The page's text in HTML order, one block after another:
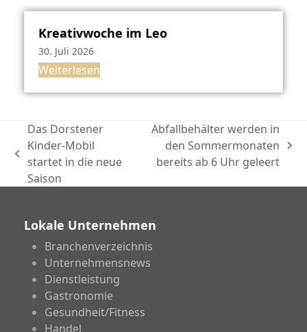
Kreativwoche im Leo
30. Juli 2026
Weiterlesen
vorheriger
Beitrag:
Das Dorstener
Kinder-Mobil
startet in die neue
Saison
Nächster
Beitrag:
Abfallbehälter werden in
den Sommermonaten
bereits ab 6 Uhr geleert
Lokale Unternehmen
Branchenverzeichnis
Unternehmensnews
Dienstleistung
Gastronomie
Gesundheit/Fitness
Handel